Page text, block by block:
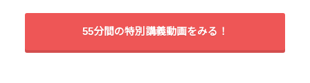
55分間の特別講義動画をみる！